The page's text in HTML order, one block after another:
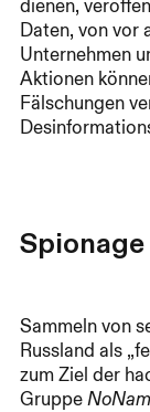
dienen,
Daten, von vor
Unternehmen
Aktionen
Fälschungen
Sammeln von
Russland als
zum Ziel der
Gruppe